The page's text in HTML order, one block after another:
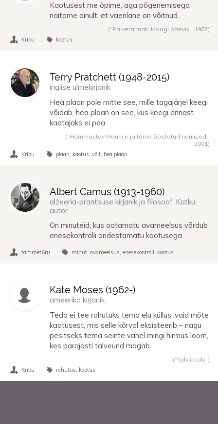
Kaotusest me õpime, aga põgenemisega
näitame ainult, et vaenlane on võitnud.
(“Palverännak: Maagi päevik”, 1987)
Kribu kaotus
Terry Pratchett (1948-2015)
inglise ulmekirjanik
Hea plaan pole mitte see, mille tagajärjel keegi
võidab, hea plaan on see, kus keegi ennast
kaotajaks ei pea.
(“Hämmastav Maurice ja tema õpetatud närilised”,
2001 )
Kribu plaan kaotus võit hea plaan
Albert Camus (1913-1960)
alžeeria-prantsuse kirjanik ja filosoof, Katku
autor
On minuteid, kus ootamatu avameelsus võrdub
enesekontrolli andestamatu kaotusega.
tammet6ru minut avameelsus enesekontroll kaotus
Kate Moses (1962-)
ameerika kirjanik
Teda ei tee rahutuks tema elu küllus, vaid mõte
kaotusest, mis selle kõrval eksisteerib – nagu
pesitseks tema seinte vahel mingi hirmus loom,
kes parajasti talveund magab.
(“Sylvia talv”)
Kribu rahutus kaotus